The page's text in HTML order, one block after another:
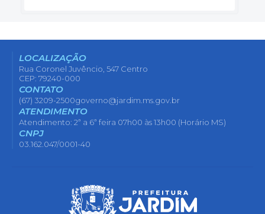
LOCALIZAÇÃO
Rua Coronel Juvêncio, 547 Centro
CEP: 79240-000
CONTATO
(67) 3209-2500governo@jardim.ms.gov.br
ATENDIMENTO
Atendimento: 2ª a 6ª feira 07h00 às 13h00 (Horário MS)
CNPJ
03.162.047/0001-40